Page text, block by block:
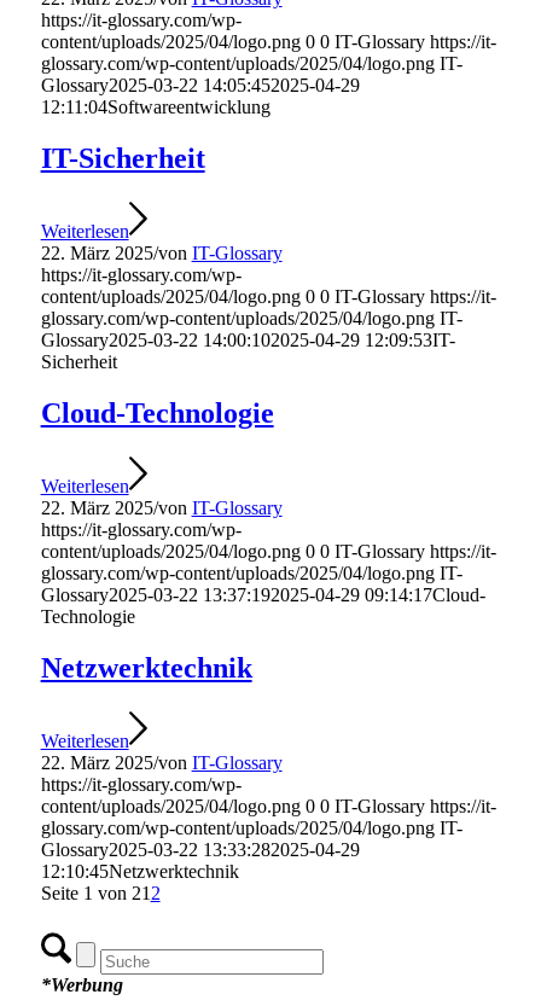
https://it-glossary.com/wp-
content/uploads/2025/04/logo.png 0 0 IT-Glossary https://it-
glossary.com/wp-content/uploads/2025/04/logo.png IT-
Glossary2025-03-22 14:05:452025-04-29
12:11:04Softwareentwicklung
IT-Sicherheit
Weiterlesen
22. März 2025/von IT-Glossary
https://it-glossary.com/wp-
content/uploads/2025/04/logo.png 0 0 IT-Glossary https://it-
glossary.com/wp-content/uploads/2025/04/logo.png IT-
Glossary2025-03-22 14:00:102025-04-29 12:09:53IT-
Sicherheit
Cloud-Technologie
Weiterlesen
22. März 2025/von IT-Glossary
https://it-glossary.com/wp-
content/uploads/2025/04/logo.png 0 0 IT-Glossary https://it-
glossary.com/wp-content/uploads/2025/04/logo.png IT-
Glossary2025-03-22 13:37:192025-04-29 09:14:17Cloud-
Technologie
Netzwerktechnik
Weiterlesen
22. März 2025/von IT-Glossary
https://it-glossary.com/wp-
content/uploads/2025/04/logo.png 0 0 IT-Glossary https://it-
glossary.com/wp-content/uploads/2025/04/logo.png IT-
Glossary2025-03-22 13:33:282025-04-29
12:10:45Netzwerktechnik
Seite 1 von 21 2
*Werbung